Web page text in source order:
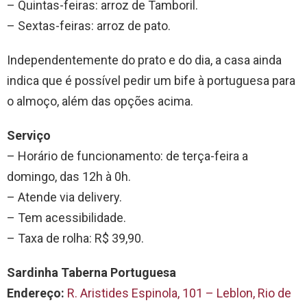
– Quintas-feiras: arroz de Tamboril.
– Sextas-feiras: arroz de pato.
Independentemente do prato e do dia, a casa ainda
indica que é possível pedir um bife à portuguesa para
o almoço, além das opções acima.
Serviço
– Horário de funcionamento: de terça-feira a
domingo, das 12h à 0h.
– Atende via delivery.
– Tem acessibilidade.
– Taxa de rolha: R$ 39,90.
Sardinha Taberna Portuguesa
Endereço: R. Aristides Espinola, 101 – Leblon, Rio de